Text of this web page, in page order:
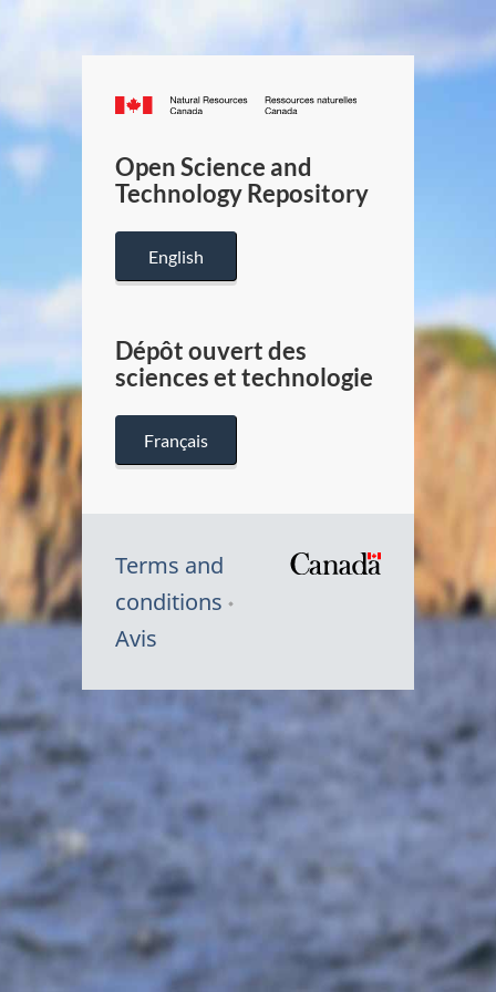
Canada.ca
/
Canada
Open Science and
Technology Repository
English
Dépôt ouvert des
sciences et technologie
Français
Terms and
conditions
Avis
Symbole
Canada